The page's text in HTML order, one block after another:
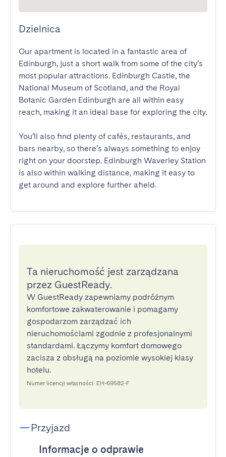
Dzielnica
Our apartment is located in a fantastic area of
Edinburgh, just a short walk from some of the city’s
most popular attractions. Edinburgh Castle, the
National Museum of Scotland, and the Royal
Botanic Garden Edinburgh are all within easy
reach, making it an ideal base for exploring the city.
You’ll also find plenty of cafés, restaurants, and
bars nearby, so there’s always something to enjoy
right on your doorstep. Edinburgh Waverley Station
is also within walking distance, making it easy to
get around and explore further afield.
Ta nieruchomość jest zarządzana
przez GuestReady.
W GuestReady zapewniamy podróżnym
komfortowe zakwaterowanie i pomagamy
gospodarzom zarządzać ich
nieruchomościami zgodnie z profesjonalnymi
standardami. Łączymy komfort domowego
zacisza z obsługą na poziomie wysokiej klasy
hotelu.
Numer licencji własności: EH-69582-F
Przyjazd
Informacje o odprawie